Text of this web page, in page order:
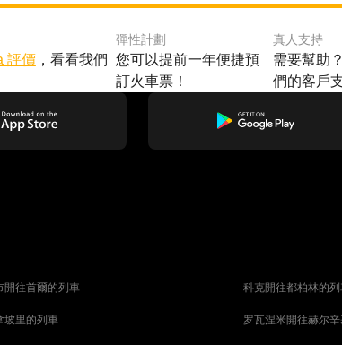
評價，看看我們
彈性計劃
您可以提前一年便捷預
訂火車票！
真人支持
需要幫助
們的客戶
開往首爾的列車 科克開往都柏林的
坡里的列車 罗瓦涅米開往赫尔